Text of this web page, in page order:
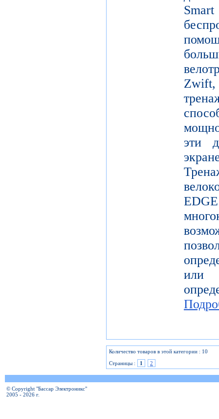
Zwift,
эти
или
Количество товаров в этой категории : 10
Страницы :
1 2
© Copyright "Бассар Электроникс"
2005 - 2026 г.